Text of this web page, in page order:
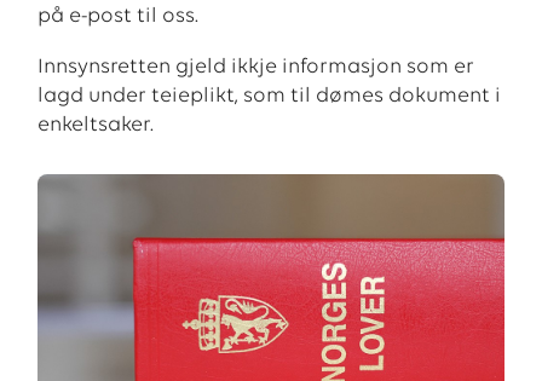
på e-post til oss.
Innsynsretten gjeld ikkje informasjon som er
lagd under teieplikt, som til dømes dokument i
enkeltsaker.